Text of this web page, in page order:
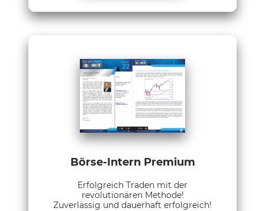
Börse-Intern Premium
Erfolgreich Traden mit der
revolutionären Methode!
Zuverlässig und dauerhaft erfolgreich!